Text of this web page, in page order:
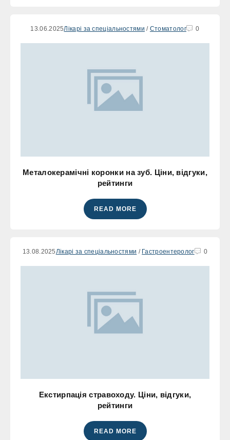
13.06.2025Лікарі за спеціальностями / Стоматолог 0
Металокерамічні коронки на зуб. Ціни, відгуки,
рейтинги
READ MORE
13.08.2025 Лікарі за спеціальностями / Гастроентеролог 0
Екстирпація стравоходу. Ціни, відгуки,
рейтинги
READ MORE